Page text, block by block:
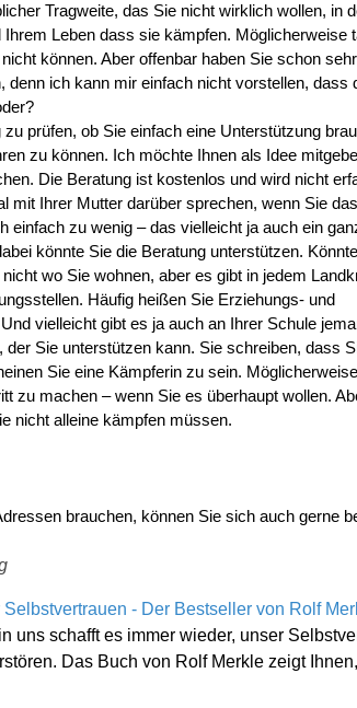
Tragweite, das Sie nicht wirklich wollen, in
Leben dass sie kämpfen. Möglicherweise
können. Aber offenbar haben Sie schon
denn ich kann mir einfach nicht vorstellen, dass
prüfen, ob Sie einfach eine Unterstützung
zu können. Ich möchte Ihnen als Idee
Die Beratung ist kostenlos und wird nicht
mit Ihrer Mutter darüber sprechen, wenn Sie
einfach zu wenig – das vielleicht ja auch ein
könnte Sie die Beratung unterstützen.
wo Sie wohnen, aber es gibt in jedem
Häufig heißen Sie Erziehungs- und
vielleicht gibt es ja auch an Ihrer Schule
der Sie unterstützen kann. Sie schreiben, dass
Sie eine Kämpferin zu sein.
zu machen – wenn Sie es überhaupt wollen.
nicht alleine kämpfen müssen.
brauchen, können Sie sich auch gerne